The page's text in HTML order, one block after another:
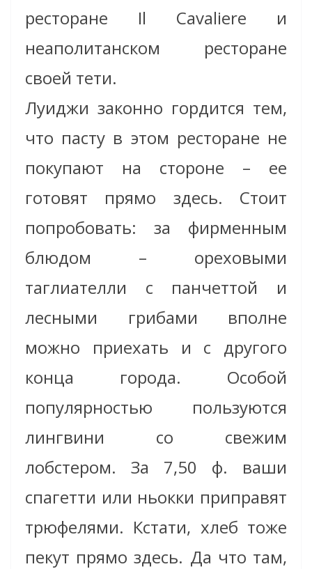
ресторане Il Cavaliere и
неаполитанском ресторане
своей тети.
Луиджи законно гордится тем,
что пасту в этом ресторане не
покупают на стороне – ее
готовят прямо здесь. Стоит
попробовать: за фирменным
блюдом – ореховыми
таглиателли с панчеттой и
лесными грибами вполне
можно приехать и с другого
конца города. Особой
популярностью пользуются
лингвини со свежим
лобстером. За 7,50 ф. ваши
спагетти или ньокки приправят
трюфелями. Кстати, хлеб тоже
пекут прямо здесь. Да что там,